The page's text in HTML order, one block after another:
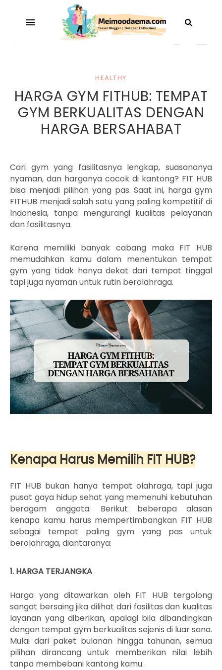
HEALTHY
HARGA GYM FITHUB: TEMPAT
GYM BERKUALITAS DENGAN
HARGA BERSAHABAT
Cari gym yang fasilitasnya lengkap, suasananya
nyaman, dan harganya cocok di kantong? FIT HUB
bisa menjadi pilihan yang pas. Saat ini, harga gym
FITHUB menjadi salah satu yang paling kompetitif di
Indonesia, tanpa mengurangi kualitas pelayanan
dan fasilitasnya.
Karena memiliki banyak cabangmaka FIT HUB
memudahkan kamu dalam menentukan tempat
gym yang tidak hanya dekat dari tempat tinggal
tapi juga nyaman untuk rutin berolahraga.
Kenapa Harus Memilih FIT HUB?
FIT HUB bukan hanya tempat olahraga, tapi juga
pusat gaya hidup sehat yang memenuhi kebutuhan
beragam anggota. Berikut beberapa alasan
kenapa kamu harus mempertimbangkan FIT HUB
sebagai tempat paling gym yang pas untuk
berolahraga, diantaranya:
1. HARGA TERJANGKA
Harga yang ditawarkan oleh FIT HUB tergolong
sangat bersaing jika dilihat dari fasilitas dan kualitas
layanan yang diberikan, apalagi bila dibandingkan
dengan tempat gym berkualitas sejenis di luar sana.
Mulai dari paket bulanan hingga tahunan, semua
pilihan dirancang untuk memberikan nilai lebih
tanpa membebani kantong kamu.